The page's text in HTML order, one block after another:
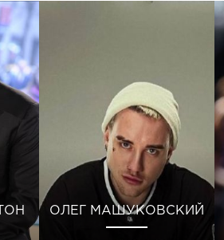
ОЛЕГ МАШУКОВСКИЙ